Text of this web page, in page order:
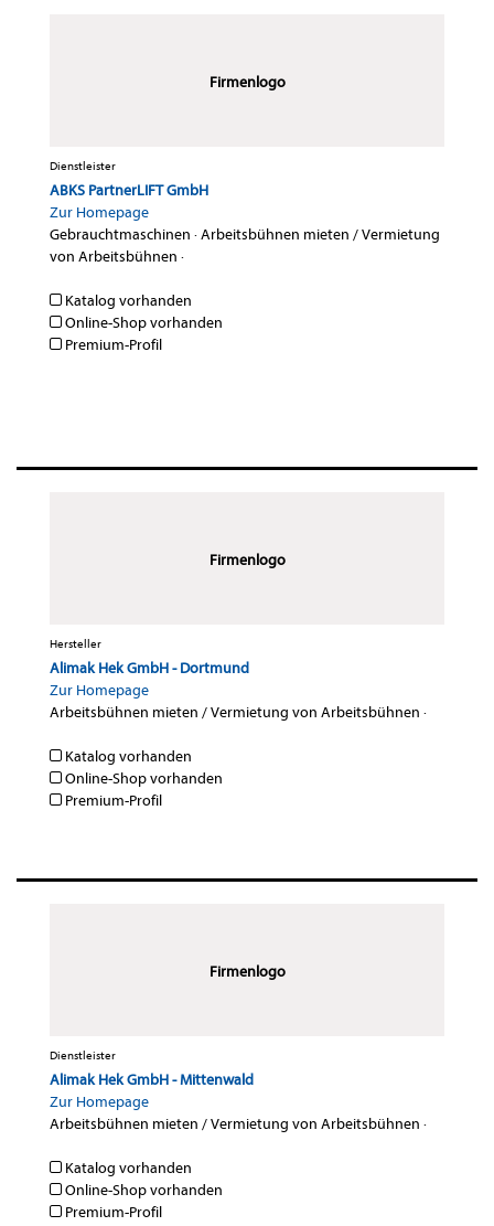
Firmenlogo
Dienstleister
ABKS PartnerLIFT GmbH
Zur Homepage
Gebrauchtmaschinen ·Arbeitsbühnen mieten / Vermietung
von Arbeitsbühnen ·
Katalog vorhanden
Online-Shop vorhanden
Premium-Profil
Firmenlogo
Hersteller
Alimak Hek GmbH - Dortmund
Zur Homepage
Arbeitsbühnen mieten / Vermietung von Arbeitsbühnen ·
Katalog vorhanden
Online-Shop vorhanden
Premium-Profil
Firmenlogo
Dienstleister
Alimak Hek GmbH - Mittenwald
Zur Homepage
Arbeitsbühnen mieten / Vermietung von Arbeitsbühnen ·
Katalog vorhanden
Online-Shop vorhanden
Premium-Profil